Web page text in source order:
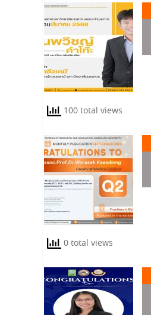
100 total views
0 total views